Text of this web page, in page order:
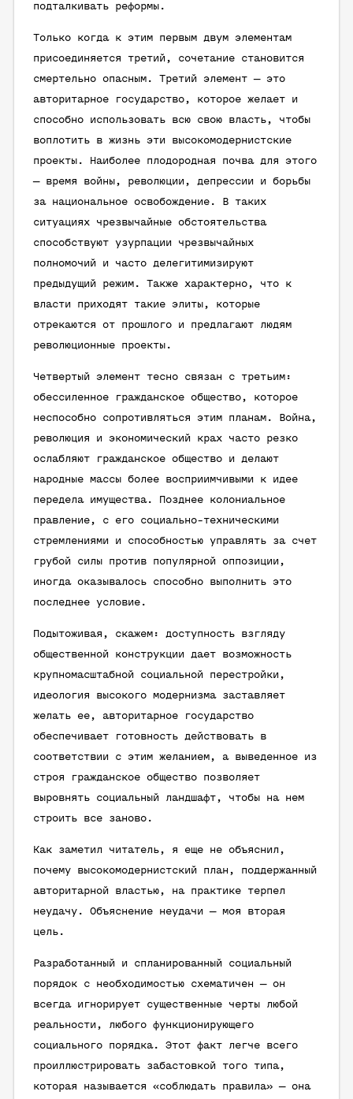
подталкивать реформы.
Только когда к этим первым двум элементам
присоединяется третий, сочетание становится
смертельно опасным. Третий элемент — это
авторитарное государство, которое желает и
способно использовать всю свою власть, чтобы
воплотить в жизнь эти высокомодернистские
проекты. Наиболее плодородная почва для этого
— время войны, революции, депрессии и борьбы
за национальное освобождение. В таких
ситуациях чрезвычайные обстоятельства
способствуют узурпации чрезвычайных
полномочий и часто делегитимизируют
предыдущий режим. Также характерно, что к
власти приходят такие элиты, которые
отрекаются от прошлого и предлагают людям
революционные проекты.
Четвертый элемент тесно связан с третьим:
обессиленное гражданское общество, которое
неспособно сопротивляться этим планам. Война,
революция и экономический крах часто резко
ослабляют гражданское общество и делают
народные массы более восприимчивыми к идее
передела имущества. Позднее колониальное
правление, с его социально-техническими
стремлениями и способностью управлять за счет
грубой силы против популярной оппозиции,
иногда оказывалось способно выполнить это
последнее условие.
Подытоживая, скажем: доступность взгляду
общественной конструкции дает возможность
крупномасштабной социальной перестройки,
идеология высокого модернизма заставляет
желать ее, авторитарное государство
обеспечивает готовность действовать в
соответствии с этим желанием, а выведенное из
строя гражданское общество позволяет
выровнять социальный ландшафт, чтобы на нем
строить все заново.
Как заметил читатель, я еще не объяснил,
почему высокомодернистский план, поддержанный
авторитарной властью, на практике терпел
неудачу. Объяснение неудачи — моя вторая
цель.
Разработанный и спланированный социальный
порядок с необходимостью схематичен — он
всегда игнорирует существенные черты любой
реальности, любого функционирующего
социального порядка. Этот факт легче всего
проиллюстрировать забастовкой того типа,
которая называется «соблюдать правила» — она